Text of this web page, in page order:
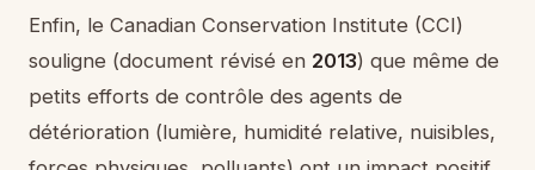
Enfin, le Canadian Conservation Institute (CCI)
souligne (document révisé en 2013) que même de
petits efforts de contrôle des agents de
détérioration (lumière, humidité relative, nuisibles,